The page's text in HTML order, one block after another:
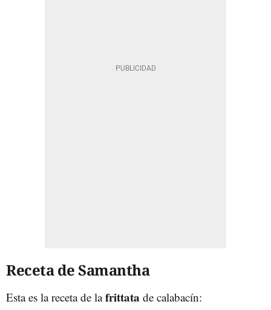
Receta de Samantha
Esta es la receta de lafrittata de calabacín: